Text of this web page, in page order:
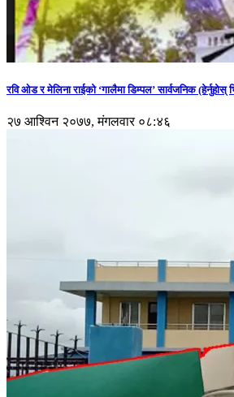
रवि ओड र मेलिना राईको ‘गालैमा डिम्पल’ सार्वजनिक (हेर्नुहोस्
२७ आश्विन २०७७, मंगलवार ०८:४६